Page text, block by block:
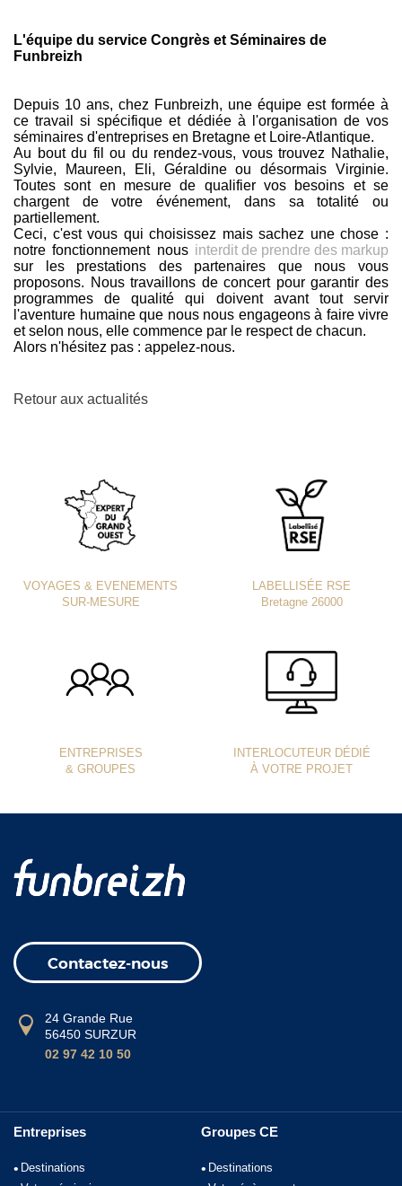
L'équipe du service Congrès et Séminaires de
Funbreizh
Depuis 10 ans, chez Funbreizh, une équipe est formée à
ce travail si spécifique et dédiée à l'organisation de vos
séminaires d'entreprises en Bretagne et Loire-Atlantique.
Au bout du fil ou du rendez-vous, vous trouvez Nathalie,
Sylvie, Maureen, Eli, Géraldine ou désormais Virginie.
Toutes sont en mesure de qualifier vos besoins et se
chargent de votre événement, dans sa totalité ou
partiellement.
Ceci, c'est vous qui choisissez mais sachez une chose :
notre fonctionnement nous interdit de prendre des markup
sur les prestations des partenaires que nous vous
proposons. Nous travaillons de concert pour garantir des
programmes de qualité qui doivent avant tout servir
l'aventure humaine que nous nous engageons à faire vivre
et selon nous, elle commence par le respect de chacun.
Alors n'hésitez pas : appelez-nous.
Retour aux actualités
VOYAGES & EVENEMENTS
SUR-MESURE
LABELLISÉE RSE
Bretagne 26000
ENTREPRISES
& GROUPES
INTERLOCUTEUR DÉDIÉ
À VOTRE PROJET
Contactez-nous
24 Grande Rue
56450 SURZUR
02 97 42 10 50
Entreprises
Destinations
Groupes CE
Destinations